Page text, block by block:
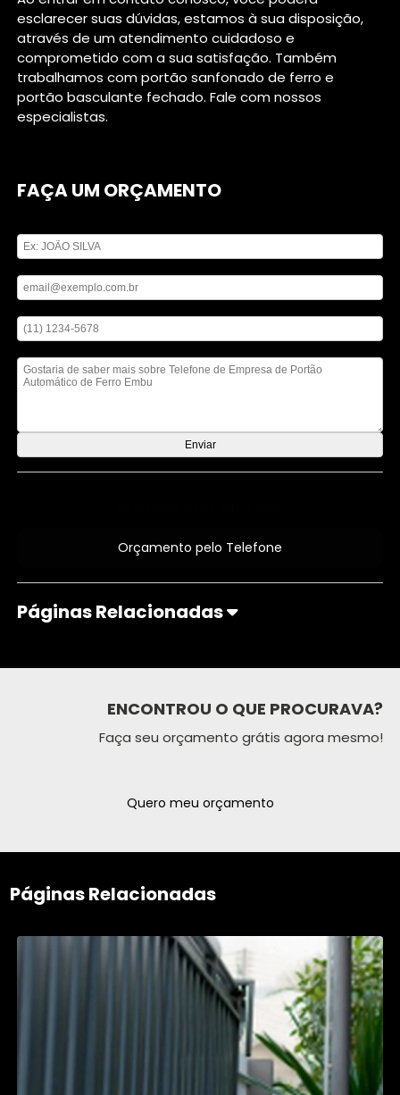
esclarecer suas dúvidas, estamos à sua disposição,
através de um atendimento cuidadoso e
comprometido com a sua satisfação. Também
trabalhamos com portão sanfonado de ferro e
portão basculante fechado. Fale com nossos
especialistas.
FAÇA UM ORÇAMENTO
Orçamento pelo Telefone
Páginas Relacionadas
ENCONTROU O QUE PROCURAVA?
Faça seu orçamento grátis agora mesmo!
Quero meu orçamento
Páginas Relacionadas